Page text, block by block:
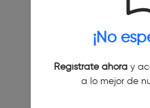
¡No
Regístrate ahoray
a lo mejor de